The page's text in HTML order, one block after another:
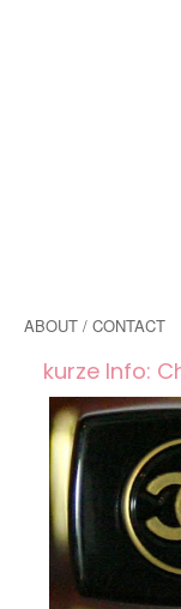
ABOUT / CONTACT
kurze Info: